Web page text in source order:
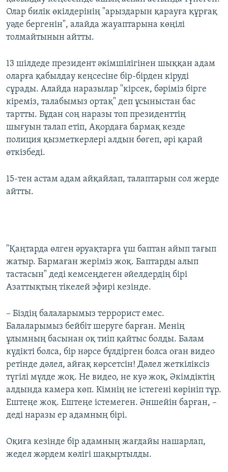
Олар билік өкілдерінің "арыздарын қарауға құрғақ
уәде бергенін", алайда жауаптарына көңілі
толмайтынын айтты.
13 шілдеде президент әкімшілігінен шыққан адам
оларға қабылдау кеңсесіне бір-бірден кіруді
сұрады. Алайда наразылар "кірсек, бәріміз бірге
кіреміз, талабымыз ортақ" деп ұсыныстан бас
тартты. Бұдан соң наразы топ президенттің
шығуын талап етіп, Ақордаға бармақ кезде
полиция қызметкерлері алдын бөгеп, әрі қарай
өткізбеді.
15-тен астам адам айқайлап, талаптарын сол жерде
айтты.
"Қаңтарда өлген әруақтарға үш баптан айып тағып
жатыр. Бармаған жеріміз жоқ. Баптарды алып
тастасын" деді кемсеңдеген әйелдердің бірі
Азаттықтың тікелей эфирі кезінде.
– Біздің балаларымыз террорист емес.
Балаларымыз бейбіт шеруге барған. Менің
ұлымның басынан оқ тиіп қайтыс болды. Балам
күдікті болса, бір нәрсе бүлдірген болса оған видео
ретінде дәлел, айғақ көрсетсін! Дәлел жеткіліксіз
түгілі мүлде жоқ. Не видео, не куә жоқ, Әкімдіктің
алдында камера көп. Кімнің не істегені көрініп тұр.
Ештеңе жоқ. Ештеңе істемеген. Әншейін барған, –
деді наразы ер адамның бірі.
Оқиға кезінде бір адамның жағдайы нашарлап,
жедел жәрдем көлігі шақыртылды.